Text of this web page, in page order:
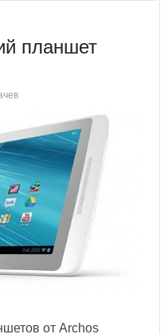
планшет
от Archos